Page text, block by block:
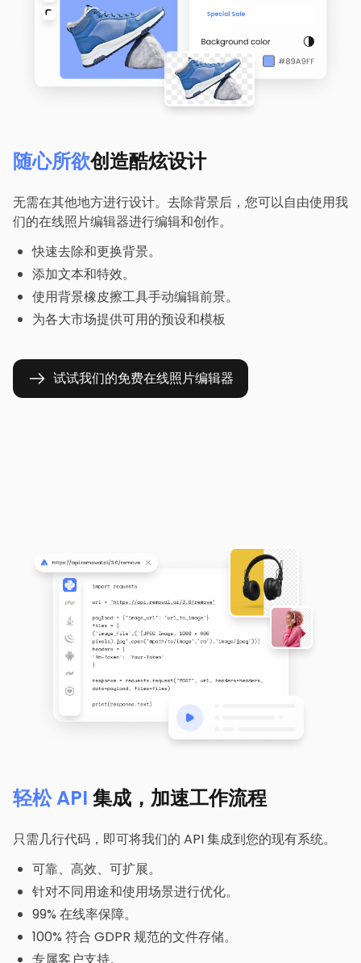
随心所欲创造酷炫设计
无需在其他地方进行设计。去除背景后，您可以自由使用我
们的在线照片编辑器进行编辑和创作。
快速去除和更换背景。
添加文本和特效。
使用背景橡皮擦工具手动编辑前景。
为各大市场提供可用的预设和模板
试试我们的免费在线照片编辑器
轻松 API 集成，加速工作流程
只需几行代码，即可将我们的 API 集成到您的现有系统。
可靠、高效、可扩展。
针对不同用途和使用场景进行优化。
99% 在线率保障。
100% 符合 GDPR 规范的文件存储。
专属客户支持。